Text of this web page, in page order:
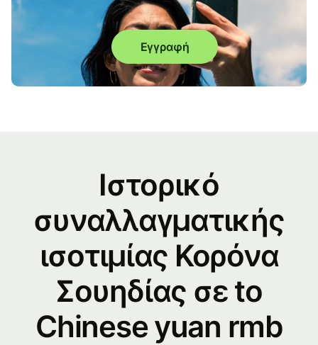
Εγγραφή
Ιστορικό
συναλλαγματικής
ισοτιμίας Κορόνα
Σουηδίας σε to
Chinese yuan rmb